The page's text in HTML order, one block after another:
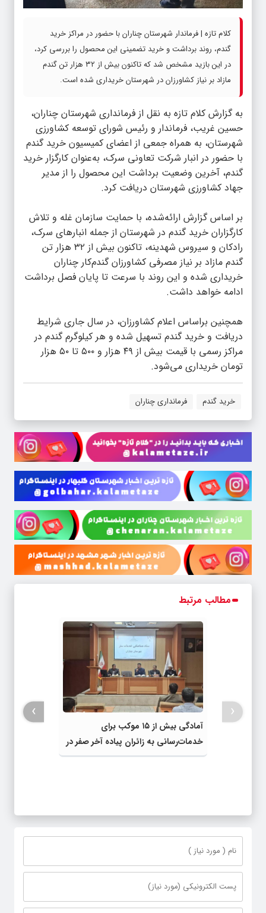
کلام تازه | فرماندار شهرستان چناران با حضور در مراکز خرید
گندم، روند برداشت و خرید تضمینی این محصول را بررسی کرد،
در این بازید مشخص شد که تاکنون بیش از ۳۲ هزار تن گندم
مازاد بر نیاز کشاورزان در شهرستان خریداری شده است.
به گزارش کلام تازه به نقل از فرمانداری شهرستان چناران،
حسین غریب، فرماندار و رئیس شورای توسعه کشاورزی
شهرستان، به همراه جمعی از اعضای کمیسیون خرید گندم
با حضور در انبار شرکت تعاونی سرک، به‌عنوان کارگزار خرید
گندم، آخرین وضعیت برداشت این محصول را از مدیر
جهاد کشاورزی شهرستان دریافت کرد.
بر اساس گزارش ارائه‌شده، با حمایت سازمان غله و تلاش
کارگزاران خرید گندم در شهرستان از جمله انبارهای سرک،
رادکان و سیروس شهدینه، تاکنون بیش از ۳۲ هزار تن
گندم مازاد بر نیاز مصرفی کشاورزان گندم‌کار چناران
خریداری شده و این روند با سرعت تا پایان فصل برداشت
ادامه خواهد داشت.
همچنین براساس اعلام کشاورزان، در سال جاری شرایط
دریافت و خرید گندم تسهیل شده و هر کیلوگرم گندم در
مراکز رسمی با قیمت بیش از ۴۹ هزار و ۵۰۰ تا ۵۰ هزار
تومان خریداری می‌شود.
خرید گندم فرمانداری چناران
مطالب مرتبط
آمادگی بیش از ۱۵ موکب برای
خدمات‌رسانی به زائران پیاده آخر صفر در
شهرستان چناران
‹
›